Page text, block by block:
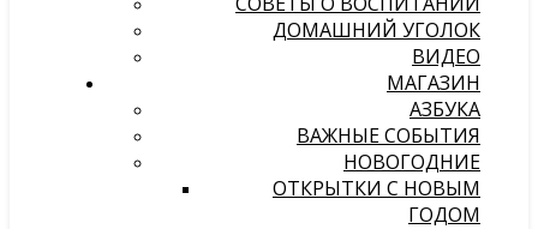
ДОМАШНИЙ УГОЛОК
ВИДЕО
МАГАЗИН
АЗБУКА
ВАЖНЫЕ СОБЫТИЯ
НОВОГОДНИЕ
ОТКРЫТКИ С НОВЫМ
ГОДОМ